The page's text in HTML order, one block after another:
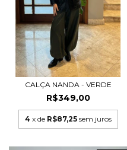
CALÇA NANDA - VERDE
R$349,00
4 x de R$87,25 sem juros